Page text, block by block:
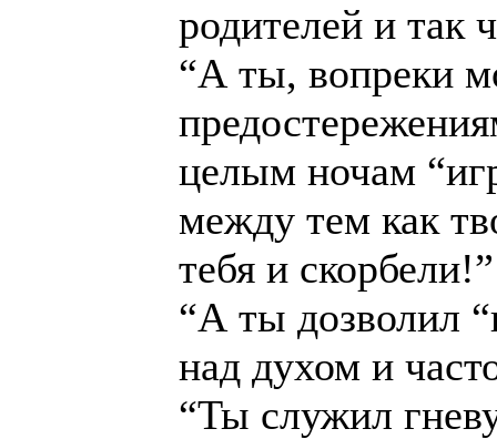
родителей и так
“А ты, вопреки
целым ночам
между тем как
тебя и скорбели!”
“А ты дозволил
над духом и
“Ты служил